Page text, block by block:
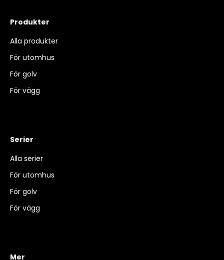
Produkter
Alla produkter
För utomhus
För golv
För vägg
Serier
Alla serier
För utomhus
För golv
För vägg
Mer